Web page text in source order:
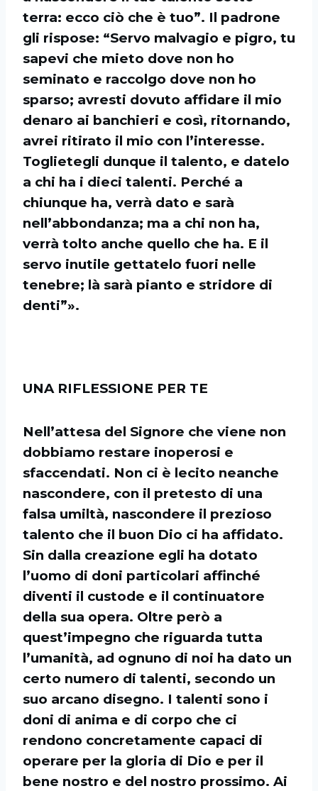
terra: ecco ciò che è tuo”. Il padrone
gli rispose: “Servo malvagio e pigro, tu
sapevi che mieto dove non ho
seminato e raccolgo dove non ho
sparso; avresti dovuto affidare il mio
denaro ai banchieri e così, ritornando,
avrei ritirato il mio con l’interesse.
Toglietegli dunque il talento, e datelo
a chi ha i dieci talenti. Perché a
chiunque ha, verrà dato e sarà
nell’abbondanza; ma a chi non ha,
verrà tolto anche quello che ha. E il
servo inutile gettatelo fuori nelle
tenebre; là sarà pianto e stridore di
denti”».
UNA RIFLESSIONE PER TE
Nell’attesa del Signore che viene non
dobbiamo restare inoperosi e
sfaccendati. Non ci è lecito neanche
nascondere, con il pretesto di una
falsa umiltà, nascondere il prezioso
talento che il buon Dio ci ha affidato.
Sin dalla creazione egli ha dotato
l’uomo di doni particolari affinché
diventi il custode e il continuatore
della sua opera. Oltre però a
quest’impegno che riguarda tutta
l’umanità, ad ognuno di noi ha dato un
certo numero di talenti, secondo un
suo arcano disegno. I talenti sono i
doni di anima e di corpo che ci
rendono concretamente capaci di
operare per la gloria di Dio e per il
bene nostro e del nostro prossimo. Ai